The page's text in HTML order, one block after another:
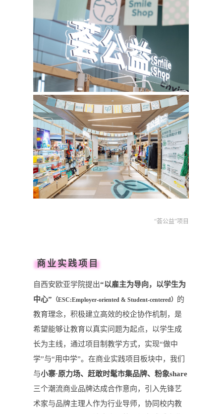
“荟公益”项目
商业实践项目
自西安欧亚学院提出“以雇主为导向，以学生为
中心” （ESC:Employer-oriented & Student-centered） 的
教育理念，积极建立高效的校企协作机制，是
希望能够让教育以真实问题为起点，以学生成
长为主线，通过项目制教学方式，实现“做中
学”与“用中学”。在商业实践项目板块中，我们
与小寨·原力场、赶敢时髦市集品牌、粉象share
三个潮流商业品牌达成合作意向，引入先锋艺
术家与品牌主理人作为行业导师，协同校内教